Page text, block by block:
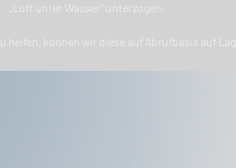
„Luft unter Wasser“ unterzogen.
helfen, können wir diese auf Abrufbasis auf